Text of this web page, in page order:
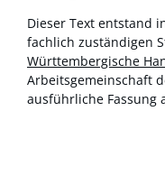
Dieser Text entstand
fachlich zuständigen
Württembergische
Arbeitsgemeinschaft
ausführliche Fassung